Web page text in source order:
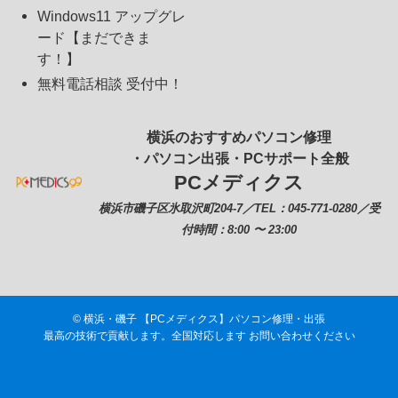
Windows11 アップグレ
ード【まだできま
す！】
無料電話相談 受付中！
横浜のおすすめパソコン修理
・パソコン出張・PCサポート全般
PCメディクス
横浜市磯子区氷取沢町204-7／TEL：045-771-0280／受
付時間：8:00 〜 23:00
© 横浜・磯子 【PCメディクス】パソコン修理・出張
最高の技術で貢献します。全国対応します お問い合わせください